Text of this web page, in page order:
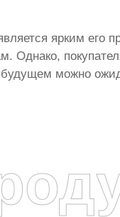
ярким его
Однако,
можно